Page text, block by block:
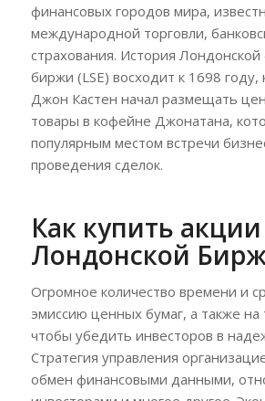
финансовых городов мира,
международной торговли,
страхования. История
биржи (LSE) восходит к 1698 году,
Джон Кастен начал размещать
товары в кофейне Джонатана,
популярным местом встречи
проведения сделок.
Как купить
Лондонской
Огромное количество времени и
эмиссию ценных бумаг, а также на
чтобы убедить инвесторов в
Стратегия управления
обмен финансовыми данными,